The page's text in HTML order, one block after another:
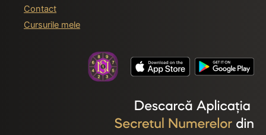
Contact
Cursurile mele